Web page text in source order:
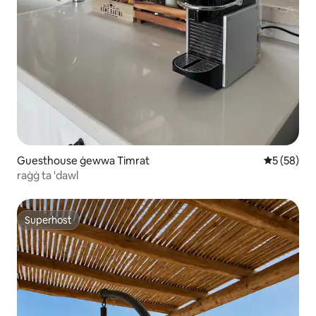
Guesthouse ġewwa Timrat Rating
5 (58)
raġġ ta 'dawl
Superhost
Superhost